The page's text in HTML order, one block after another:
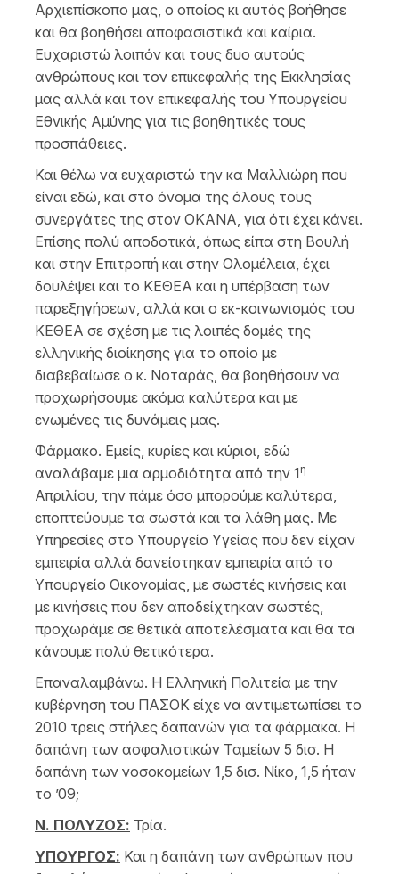
Αρχιεπίσκοπο μας, ο οποίος κι αυτός βοήθησε
και θα βοηθήσει αποφασιστικά και καίρια.
Ευχαριστώ λοιπόν και τους δυο αυτούς
ανθρώπους και τον επικεφαλής της Εκκλησίας
μας αλλά και τον επικεφαλής του Υπουργείου
Εθνικής Αμύνης για τις βοηθητικές τους
προσπάθειες.
Και θέλω να ευχαριστώ την κα Μαλλιώρη που
είναι εδώ, και στο όνομα της όλους τους
συνεργάτες της στον ΟΚΑΝΑ, για ότι έχει κάνει.
Επίσης πολύ αποδοτικά, όπως είπα στη Βουλή
και στην Επιτροπή και στην Ολομέλεια, έχει
δουλέψει και το ΚΕΘΕΑ και η υπέρβαση των
παρεξηγήσεων, αλλά και ο εκ-κοινωνισμός του
ΚΕΘΕΑ σε σχέση με τις λοιπές δομές της
ελληνικής διοίκησης για το οποίο με
διαβεβαίωσε ο κ. Νοταράς, θα βοηθήσουν να
προχωρήσουμε ακόμα καλύτερα και με
ενωμένες τις δυνάμεις μας.
Φάρμακο. Εμείς, κυρίες και κύριοι, εδώ
αναλάβαμε μια αρμοδιότητα από την 1 η
Απριλίου, την πάμε όσο μπορούμε καλύτερα,
εποπτεύουμε τα σωστά και τα λάθη μας. Με
Υπηρεσίες στο Υπουργείο Υγείας που δεν είχαν
εμπειρία αλλά δανείστηκαν εμπειρία από το
Υπουργείο Οικονομίας, με σωστές κινήσεις και
με κινήσεις που δεν αποδείχτηκαν σωστές,
προχωράμε σε θετικά αποτελέσματα και θα τα
κάνουμε πολύ θετικότερα.
Επαναλαμβάνω. Η Ελληνική Πολιτεία με την
κυβέρνηση του ΠΑΣΟΚ είχε να αντιμετωπίσει το
2010 τρεις στήλες δαπανών για τα φάρμακα. Η
δαπάνη των ασφαλιστικών Ταμείων 5 δισ. Η
δαπάνη των νοσοκομείων 1,5 δισ. Νίκο, 1,5 ήταν
το ’09;
Ν. ΠΟΛΥΖΟΣ: Τρία.
ΥΠΟΥΡΓΟΣ: Και η δαπάνη των ανθρώπων που